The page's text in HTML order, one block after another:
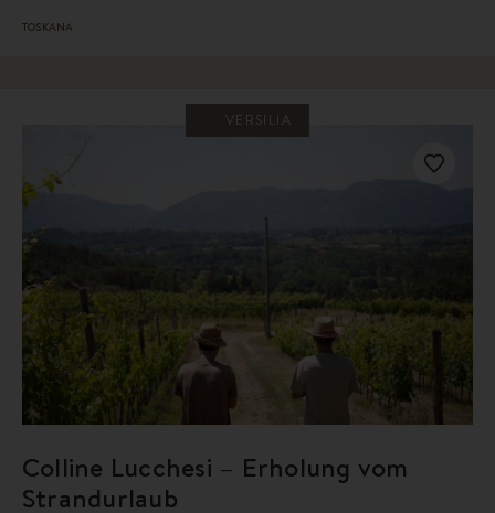
TOSKANA
VERSILIA
Colline Lucchesi – Erholung vom
Strandurlaub